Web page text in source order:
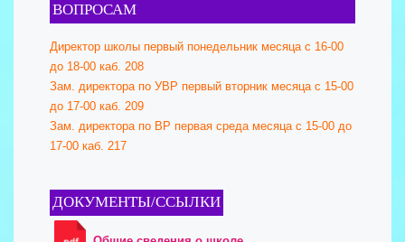
ВОПРОСАМ
Директор школы первый понедельник месяца с 16-00
до 18-00 каб. 208
Зам. директора по УВР первый вторник месяца с 15-00
до 17-00 каб. 209
Зам. директора по ВР первая среда месяца с 15-00 до
17-00 каб. 217
ДОКУМЕНТЫ/ССЫЛКИ